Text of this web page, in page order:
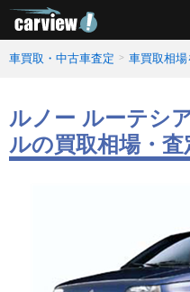
車買取・中古車査定 車買取相場
ルノー ルーテシ
ルの買取相場・査